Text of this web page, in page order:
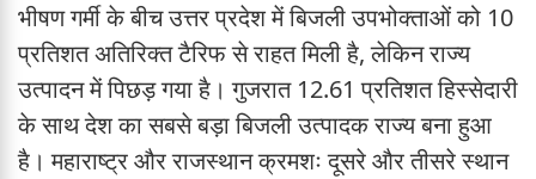
भीषण गर्मी के बीच उत्तर प्रदेश में बिजली उपभोक्ताओं को 10
प्रतिशत अतिरिक्त टैरिफ से राहत मिली है, लेकिन राज्य
उत्पादन में पिछड़ गया है। गुजरात 12.61 प्रतिशत हिस्सेदारी
के साथ देश का सबसे बड़ा बिजली उत्पादक राज्य बना हुआ
है। महाराष्ट्र और राजस्थान क्रमशः दूसरे और तीसरे स्थान